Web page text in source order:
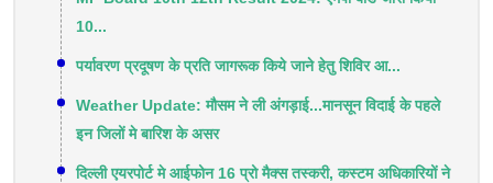
10...
पर्यावरण प्रदूषण के प्रति जागरूक किये जाने हेतु शिविर आ...
Weather Update: मौसम ने ली अंगड़ाई...मानसून विदाई के पहले
इन जिलों मे बारिश के असर
दिल्ली एयरपोर्ट मे आईफोन 16 प्रो मैक्स तस्करी, कस्टम अधिकारियों ने